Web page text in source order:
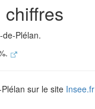
Plélan.
sur le site Insee.fr